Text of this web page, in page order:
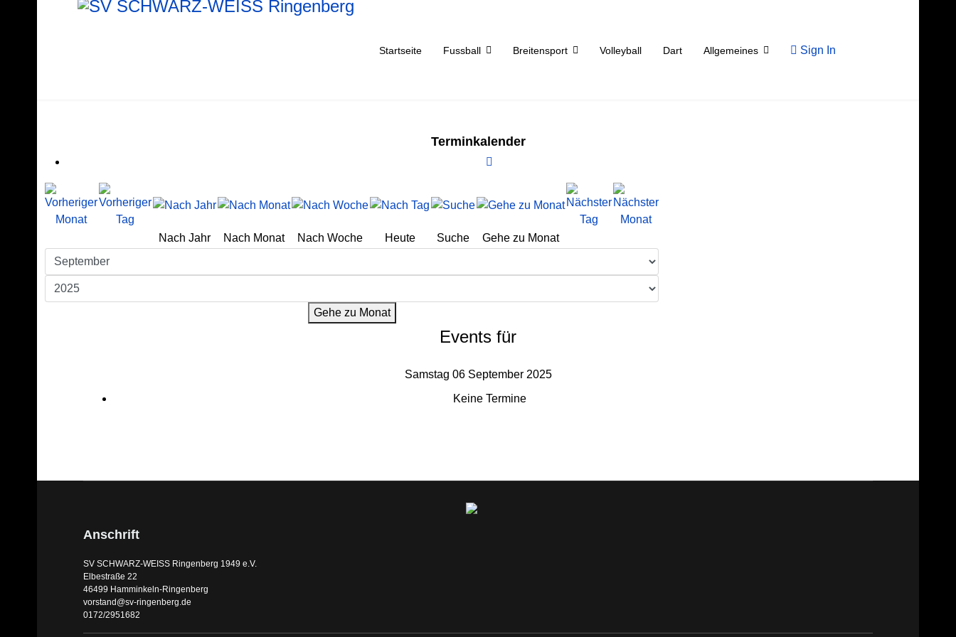
Startseite Fussball Breitensport Volleyball Dart Allgemeines Sign In
Terminkalender
Nach Jahr Nach Monat Nach Woche Heute Suche Gehe zu Monat
Gehe zu Monat
Events für
Samstag 06 September 2025
Keine Termine
Anschrift
SV SCHWARZ-WEISS Ringenberg 1949 e.V.
Elbestraße 22
46499 Hamminkeln-Ringenberg
vorstand@sv-ringenberg.de
0172/2951682